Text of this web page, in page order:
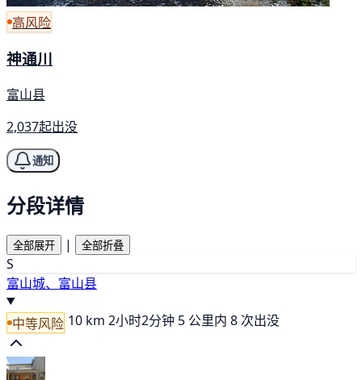
高风险
神通川
富山县
2,037起出没
通知
分段详情
全部展开 | 全部折叠
S
富山城、富山县
中等风险 10 km 2小时2分钟 5 公里内 8 次出没